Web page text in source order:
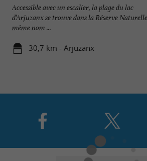
Accessible avec un escalier, la plage du lac
d’Arjuzanx se trouve dans la Réserve
même nom ...
30,7 km - Arjuzanx